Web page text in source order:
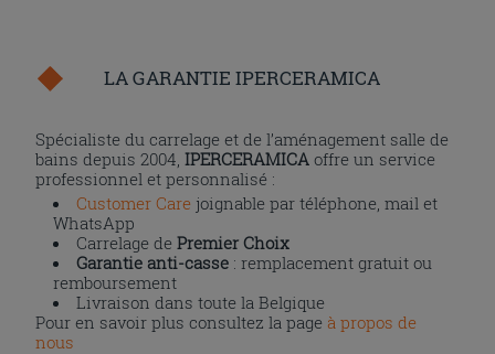
LA GARANTIE IPERCERAMICA
Spécialiste du carrelage et de l’aménagement salle de
bains depuis 2004,IPERCERAMICA offre un service
professionnel et personnalisé :
Customer Care joignable par téléphone, mail et
WhatsApp
Carrelage dePremier Choix
Garantie anti-casse : remplacement gratuit ou
remboursement
Livraison dans toute la Belgique
Pour en savoir plus consultez la page à propos de
nous